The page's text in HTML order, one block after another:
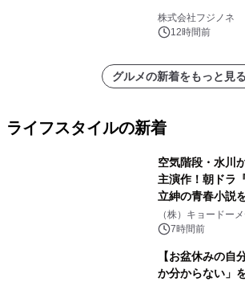
株式会社フジノネ
12時間前
グルメの新着をもっと見る
ライフスタイルの新着
空気階段・水川
主演作！朝ドラ
立紳の青春小説
マジで来い』キ
（株）キョードー
7時間前
【お盆休みの自
か分からない」